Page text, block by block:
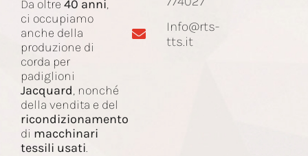
Da oltre 40 anni,
ci occupiamo
anche della
produzione di
corda per
padiglioni
Jacquard, nonché
della vendita e del
ricondizionamento
di macchinari
tessili usati.
Info@rts-
tts.it
Corda Jacquard
Macchinari
Contatti